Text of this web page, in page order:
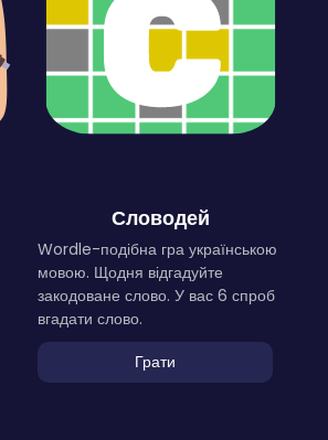
Словодей
Wordle-подібна гра українською
мовою. Щодня відгадуйте
закодоване слово. У вас 6 спроб
вгадати слово.
Грати